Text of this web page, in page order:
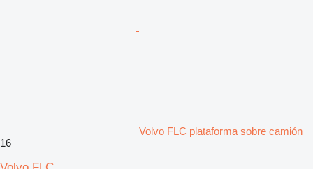
Volvo FLC plataforma sobre camión
16